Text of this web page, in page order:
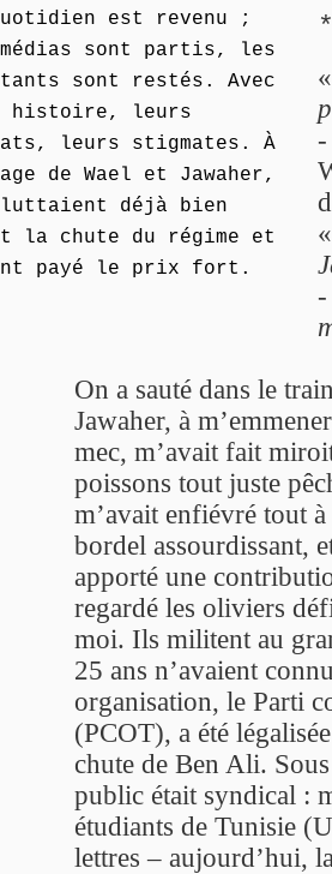
est revenu ;
sont partis, les
sont restés. Avec
histoire, leurs
leurs stigmates. À
de Wael et Jawaher,
déjà bien
la chute du régime et
payé le prix fort.
On a sauté dans le
Jawaher, à
mec, m’avait fait
poissons tout juste
m’avait enfiévré tout
bordel assourdissant,
apporté une
regardé les oliviers
moi. Ils militent au
25 ans n’avaient
organisation, le Parti
(PCOT), a été
chute de Ben Ali.
public était syndical :
étudiants de Tunisie
lettres – aujourd’hui,